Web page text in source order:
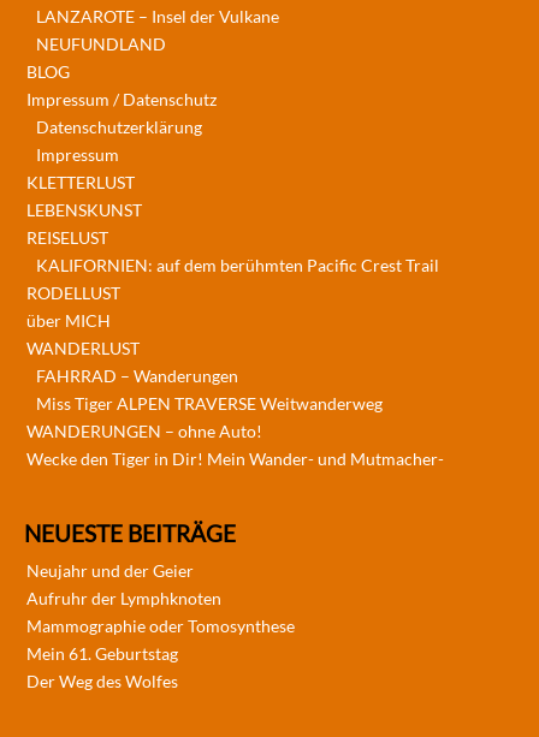
LANZAROTE – Insel der Vulkane
NEUFUNDLAND
BLOG
Impressum / Datenschutz
Datenschutzerklärung
Impressum
KLETTERLUST
LEBENSKUNST
REISELUST
KALIFORNIEN: auf dem berühmten Pacific Crest Trail
RODELLUST
über MICH
WANDERLUST
FAHRRAD – Wanderungen
Miss Tiger ALPEN TRAVERSE Weitwanderweg
WANDERUNGEN – ohne Auto!
Wecke den Tiger in Dir! Mein Wander- und Mutmacher-
NEUESTE BEITRÄGE
Neujahr und der Geier
Aufruhr der Lymphknoten
Mammographie oder Tomosynthese
Mein 61. Geburtstag
Der Weg des Wolfes